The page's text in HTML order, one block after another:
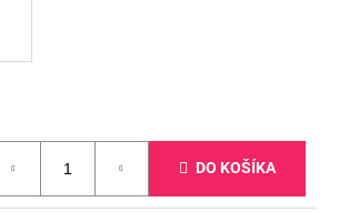
DO KOŠÍKA